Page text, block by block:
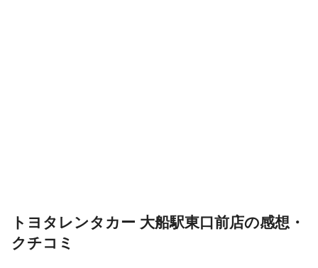
トヨタレンタカー 大船駅東口前店の感想・
クチコミ